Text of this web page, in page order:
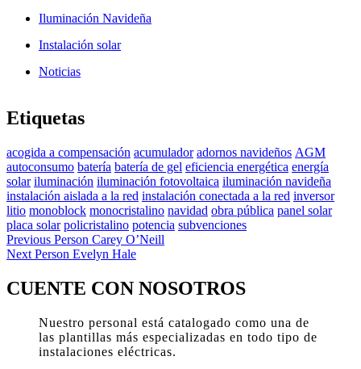
Iluminación Navideña
Instalación solar
Noticias
Etiquetas
acogida a compensación acumulador adornos navideños AGM
autoconsumo batería batería de gel eficiencia energética energía
solar iluminación iluminación fotovoltaica iluminación navideña
instalación aislada a la red instalación conectada a la red inversor
litio monoblock monocristalino navidad obra pública panel solar
placa solar policristalino potencia subvenciones
Navegación
de
entradas
Previous Person Carey O’Neill
Next Person Evelyn Hale
CUENTE CON NOSOTROS
Nuestro personal está catalogado como una de
las plantillas más especializadas en todo tipo de
instalaciones eléctricas.